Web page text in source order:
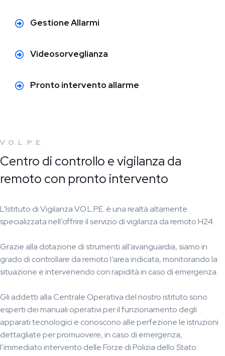
Gestione Allarmi
Videosorveglianza
Pronto intervento allarme
V.O.L.P.E.
Centro di controllo e vigilanza da
remoto con pronto intervento
L’Istituto di Vigilanza V.O.L.P.E. è una realtà altamente
specializzata nell’offrire il servizio di vigilanza da remoto H24.
Grazie alla dotazione di strumenti all’avanguardia, siamo in
grado di controllare da remoto l’area indicata, monitorando la
situazione e intervenendo con rapidità in caso di emergenza.
Gli addetti alla Centrale Operativa del nostro istituto sono
esperti dei manuali operativi per il funzionamento degli
apparati tecnologici e conoscono alle perfezione le istruzioni
dettagliate per promuovere, in caso di emergenza,
l’immediato intervento delle Forze di Polizia dello Stato.